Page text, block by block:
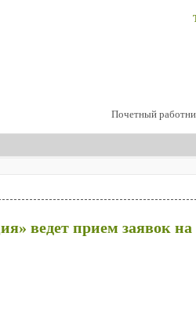
Почетный
ведет прием заявок